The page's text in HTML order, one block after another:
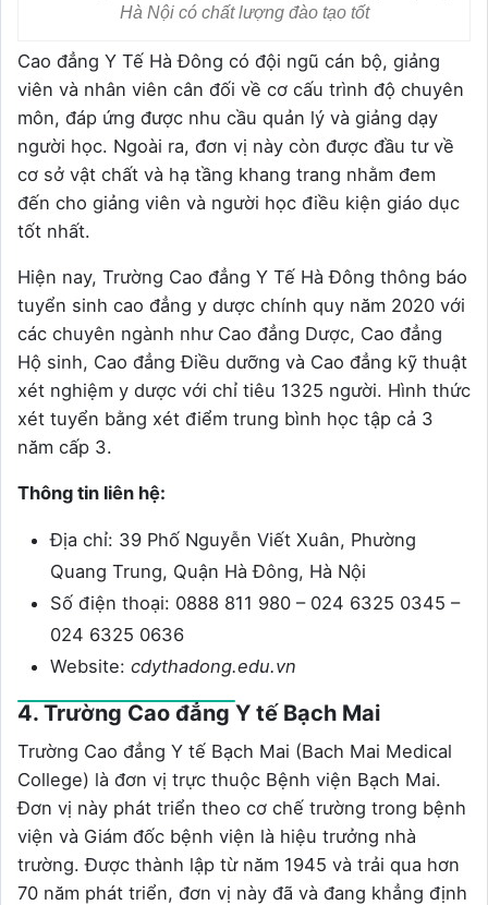
Hà Nội có chất lượng đào tạo tốt
Cao đẳng Y Tế Hà Đông có đội ngũ cán bộ, giảng
viên và nhân viên cân đối về cơ cấu trình độ chuyên
môn, đáp ứng được nhu cầu quản lý và giảng dạy
người học. Ngoài ra, đơn vị này còn được đầu tư về
cơ sở vật chất và hạ tầng khang trang nhằm đem
đến cho giảng viên và người học điều kiện giáo dục
tốt nhất.
Hiện nay, Trường Cao đẳng Y Tế Hà Đông thông báo
tuyển sinh cao đẳng y dược chính quy năm 2020 với
các chuyên ngành như Cao đẳng Dược, Cao đẳng
Hộ sinh, Cao đẳng Điều dưỡng và Cao đẳng kỹ thuật
xét nghiệm y dược với chỉ tiêu 1325 người. Hình thức
xét tuyển bằng xét điểm trung bình học tập cả 3
năm cấp 3.
Thông tin liên hệ:
Địa chỉ: 39 Phố Nguyễn Viết Xuân, Phường
Quang Trung, Quận Hà Đông, Hà Nội
Số điện thoại: 0888 811 980 – 024 6325 0345 –
024 6325 0636
Website: cdythadong.edu.vn
4. Trường Cao đẳng Y tế Bạch Mai
Trường Cao đẳng Y tế Bạch Mai (Bach Mai Medical
College) là đơn vị trực thuộc Bệnh viện Bạch Mai.
Đơn vị này phát triển theo cơ chế trường trong bệnh
viện và Giám đốc bệnh viện là hiệu trưởng nhà
trường. Được thành lập từ năm 1945 và trải qua hơn
70 năm phát triển, đơn vị này đã và đang khẳng định